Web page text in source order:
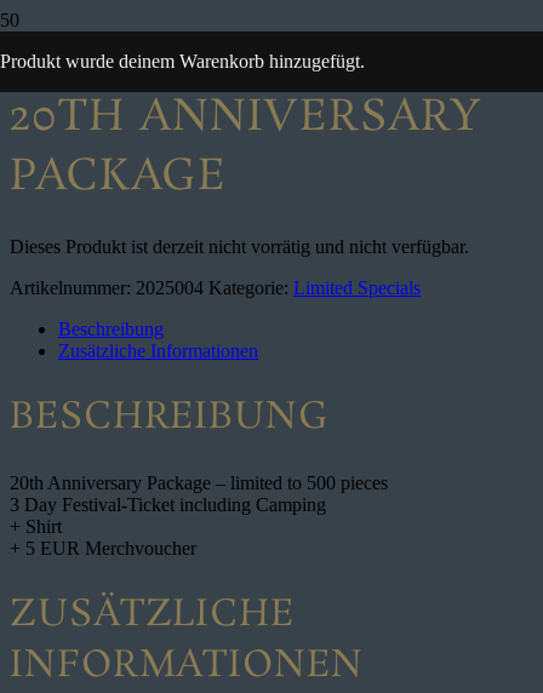
Produkt wurde deinem Warenkorb hinzugefügt.
20TH ANNIVERSARY
PACKAGE
Dieses Produkt ist derzeit nicht vorrätig und nicht verfügbar.
Artikelnummer: 2025004 Kategorie: Limited Specials
Beschreibung
Zusätzliche Informationen
BESCHREIBUNG
20th Anniversary Package – limited to 500 pieces
3 Day Festival-Ticket including Camping
+ Shirt
+ 5 EUR Merchvoucher
ZUSÄTZLICHE
INFORMATIONEN